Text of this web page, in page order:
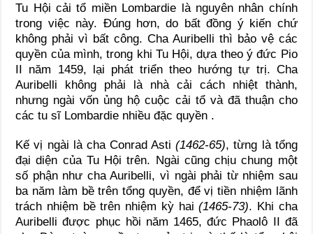
Tu Hội cải tổ miền Lombardie là nguyên nhân chính
trong việc này. Đúng hơn, do bất đồng ý kiến chứ
không phải vì bất công. Cha Auribelli thì bảo vệ các
quyền của mình, trong khi Tu Hội, dựa theo ý đức Pio
II năm 1459, lại phát triển theo hướng tự trị. Cha
Auribelli không phải là nhà cải cách nhiệt thành,
nhưng ngài vốn ủng hộ cuộc cải tổ và đã thuận cho
các tu sĩ Lombardie nhiều đặc quyền .
Kế vị ngài là cha Conrad Asti(1462-65), từng là tổng
đại diện của Tu Hội trên. Ngài cũng chịu chung một
số phận như cha Auribelli, vì ngài phải từ nhiệm sau
ba năm làm bề trên tổng quyền, để vị tiền nhiệm lãnh
trách nhiệm bề trên nhiệm kỳ hai(1465-73). Khi cha
Auribelli được phục hồi năm 1465, đức Phaolô II đã